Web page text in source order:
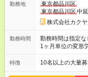
定致します。 【試用期間】試用期間あり 試用期間の長さ：3ヶ
月 雇用形態、給
勤務地
東京都品川区
東京都品川区中
株式会社カク
勤務時間
勤務時間は指定な
1ヶ月単位の変形労
2：00の間のシフト制 ※営業時間・勤務開始時間は
なる。
特徴 10名以上の大量